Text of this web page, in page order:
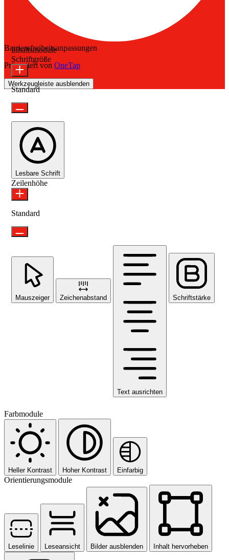
Barrierefreiheitsanpassungen
Präsentiert von OneTap
Werkzeugleiste ausblenden
Inhaltsmodule
Schriftgröße
Standard
Lesbare Schrift
Zeilenhöhe
Standard
Mauszeiger Zeichenabstand
Text ausrichten
Schriftstärke
Farbmodule
Heller Kontrast Hoher Kontrast Einfarbig
Orientierungsmodule
Leselinie Leseansicht Bilder ausblenden Inhalt hervorheben